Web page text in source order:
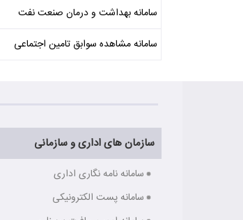
سامانه بهداشت و درمان صنعت نفت
سامانه مشاهده سوابق تامین اجتماعی
سازمان های اداری و سازمانی
سامانه نامه نگاری اداری
سامانه پست الکترونیکی